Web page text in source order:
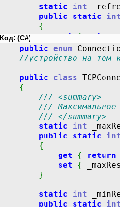
static int
public
static
{
get { return
set { Base.
}
System.Timers.
{
get
{ return
set
{
}
private
{
_gateways=
Код: (C#)
public enum
//устройство на том
public class
{
/// <summary>
/// Максимальное
/// </summary>
static
int
public
static
{
get
{ return
set
{
}
static int
public
static